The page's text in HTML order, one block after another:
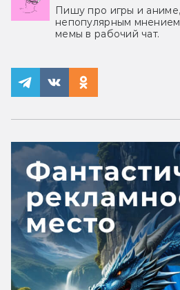
Пишу про игры и
непопулярным
мемы в рабочий чат.